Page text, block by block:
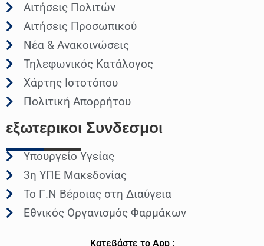
Αιτήσεις Πολιτών
Αιτήσεις Προσωπικού
Νέα & Ανακοινώσεις
Τηλεφωνικός Κατάλογος
Χάρτης Ιστοτόπου
Πολιτική Απορρήτου
εξωτερικοι Συνδεσμοι
Υπουργείο Υγείας
3η ΥΠΕ Μακεδονίας
Το Γ.Ν Βέροιας στη Διαύγεια
Εθνικός Οργανισμός Φαρμάκων
Κατεβάστε το App :